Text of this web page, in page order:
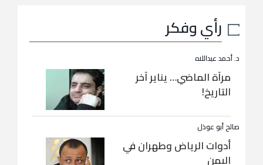
رأي وفكر
د. أحمد عبداللاه
مرآة الماضي… يناير آخر
التاريخ!
صالح أبو عوذل
أدوات الرياض وطهران في
اليمن